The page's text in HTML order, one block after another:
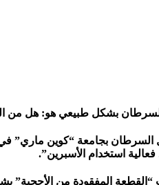
بشكل طبيعي هو: هل من
بجامعة “كوين ماري” في
فعالية استخدام الأسبرين”.
المفقودة من الأحجية” بشأن